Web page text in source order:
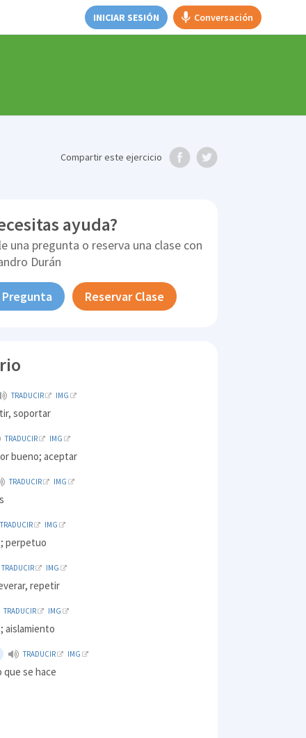
INICIAR SESIÓN Conversación
Compartireste ejercicio
ayuda?
una pregunta o reserva una clase con
Durán
Reservar Clase
TRADUCIR IMG
soportar
TRADUCIR IMG
bueno; aceptar
TRADUCIR IMG
TRADUCIR IMG
perpetuo
TRADUCIR IMG
repetir
TRADUCIR IMG
aislamiento
TRADUCIR IMG
que se hace